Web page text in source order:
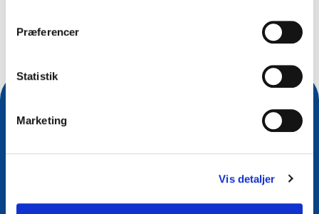
Præferencer
Statistik
Marketing
Vis detaljer